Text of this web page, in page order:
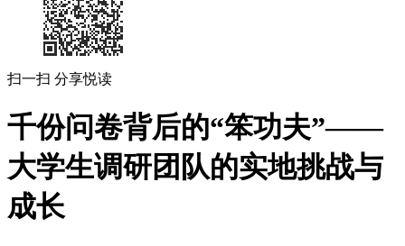
扫一扫 分享悦读
千份问卷背后的“笨功夫”——
大学生调研团队的实地挑战与
成长